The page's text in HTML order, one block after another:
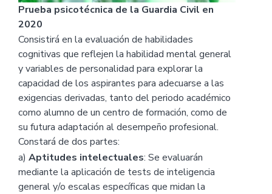
Prueba psicotécnica de la Guardia Civil en
2020
Consistirá en la evaluación de habilidades
cognitivas que reflejen la habilidad mental general
y variables de personalidad para explorar la
capacidad de los aspirantes para adecuarse a las
exigencias derivadas, tanto del periodo académico
como alumno de un centro de formación, como de
su futura adaptación al desempeño profesional.
Constará de dos partes:
a) Aptitudes intelectuales: Se evaluarán
mediante la aplicación de tests de inteligencia
general y/o escalas específicas que midan la